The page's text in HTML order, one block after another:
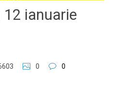
ianuarie
0
0